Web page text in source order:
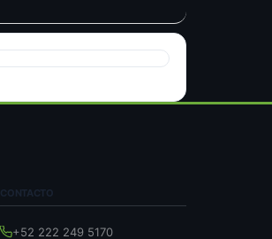
CONTACTO
+52 222 249 5170